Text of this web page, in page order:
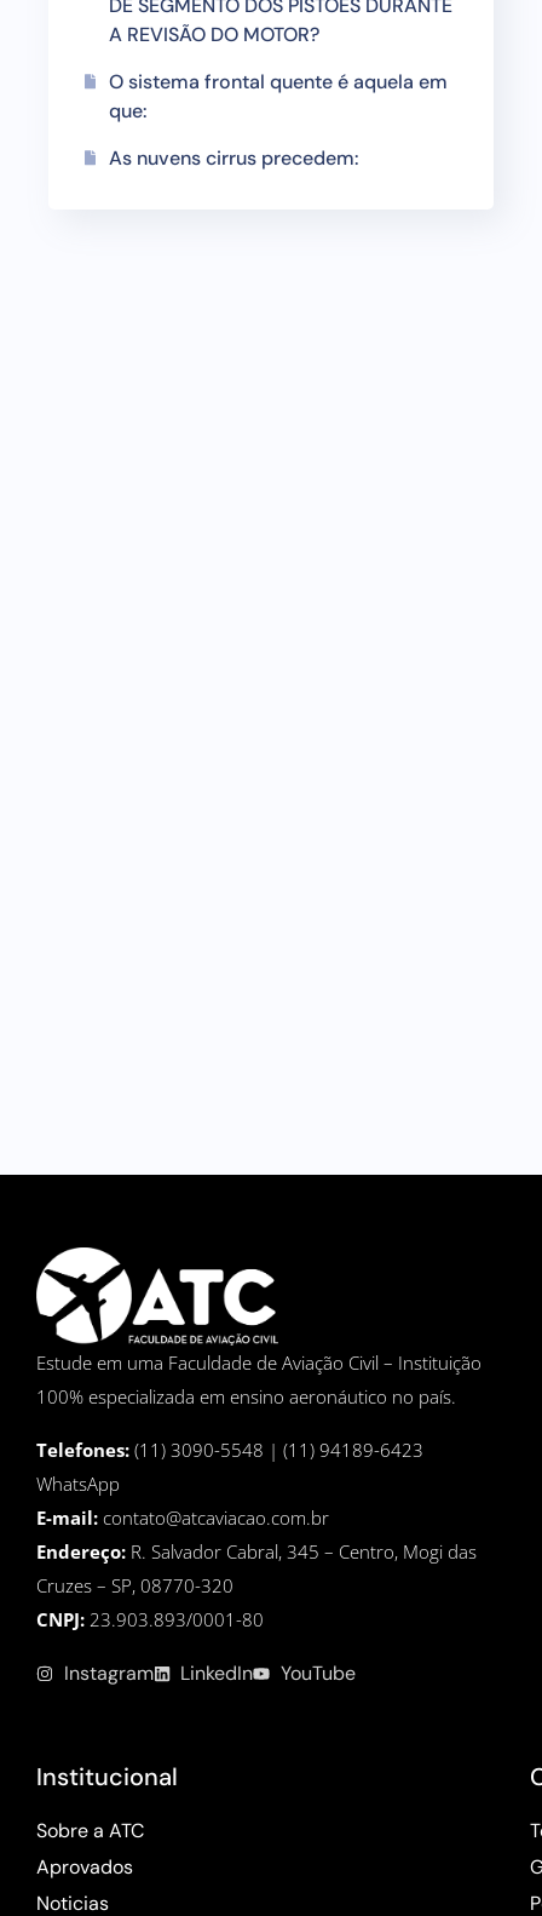
DE SEGMENTO DOS PISTÕES DURANTE
A REVISÃO DO MOTOR?
O sistema frontal quente é aquela em
que:
As nuvens cirrus precedem:
Estude em uma Faculdade de Aviação Civil – Instituição
100% especializada em ensino aeronáutico no país.
Telefones: (11) 3090-5548 | (11) 94189-6423
WhatsApp
E-mail: contato@atcaviacao.com.br
Endereço: R. Salvador Cabral, 345 – Centro, Mogi das
Cruzes – SP, 08770-320
CNPJ: 23.903.893/0001-80
Instagram LinkedIn YouTube
Institucional
Sobre a ATC
Aprovados
Noticias